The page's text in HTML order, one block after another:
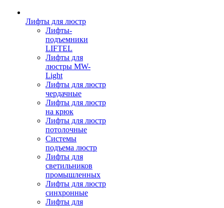
Лифты для люстр
Лифты-
подъемники
LIFTEL
Лифты для
люстры MW-
Light
Лифты для люстр
чердачные
Лифты для люстр
на крюк
Лифты для люстр
потолочные
Системы
подъема люстр
Лифты для
светильников
промышленных
Лифты для люстр
синхронные
Лифты для